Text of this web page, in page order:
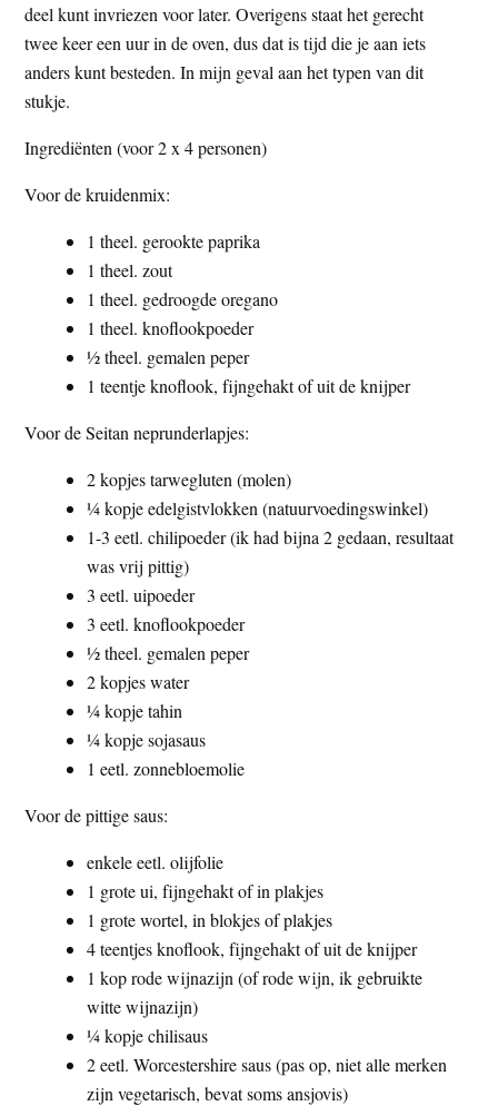
deel kunt invriezen voor later. Overigens staat het gerecht
twee keer een uur in de oven, dus dat is tijd die je aan iets
anders kunt besteden. In mijn geval aan het typen van dit
stukje.
Ingrediënten (voor 2 x 4 personen)
Voor de kruidenmix:
1 theel. gerookte paprika
1 theel. zout
1 theel. gedroogde oregano
1 theel. knoflookpoeder
½ theel. gemalen peper
1 teentje knoflook, fijngehakt of uit de knijper
Voor de Seitan neprunderlapjes:
2 kopjes tarwegluten (molen)
¼ kopje edelgistvlokken (natuurvoedingswinkel)
1-3 eetl. chilipoeder (ik had bijna 2 gedaan, resultaat
was vrij pittig)
3 eetl. uipoeder
3 eetl. knoflookpoeder
½ theel. gemalen peper
2 kopjes water
¼ kopje tahin
¼ kopje sojasaus
1 eetl. zonnebloemolie
Voor de pittige saus:
enkele eetl. olijfolie
1 grote ui, fijngehakt of in plakjes
1 grote wortel, in blokjes of plakjes
4 teentjes knoflook, fijngehakt of uit de knijper
1 kop rode wijnazijn (of rode wijn, ik gebruikte
witte wijnazijn)
¼ kopje chilisaus
2 eetl. Worcestershire saus (pas op, niet alle merken
zijn vegetarisch, bevat soms ansjovis)